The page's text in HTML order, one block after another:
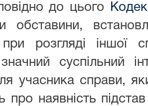
до цього
обставини,
при розгляді
суспільний
учасника справи,
про наявність